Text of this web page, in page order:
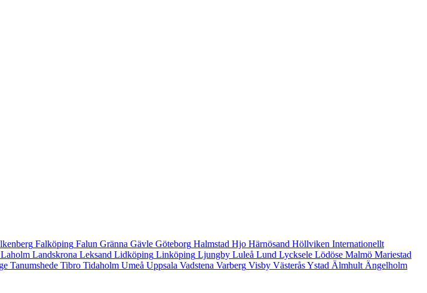
Falköping Falun Gränna Gävle Göteborg Halmstad Hjo Härnösand Höllviken Internationellt
Laholm Landskrona Leksand Lidköping Linköping Ljungby Luleå Lund Lycksele Lödöse Malmö Mariestad
Tanumshede Tibro Tidaholm Umeå Uppsala Vadstena Varberg Visby VästeråsYstad Älmhult Ängelholm